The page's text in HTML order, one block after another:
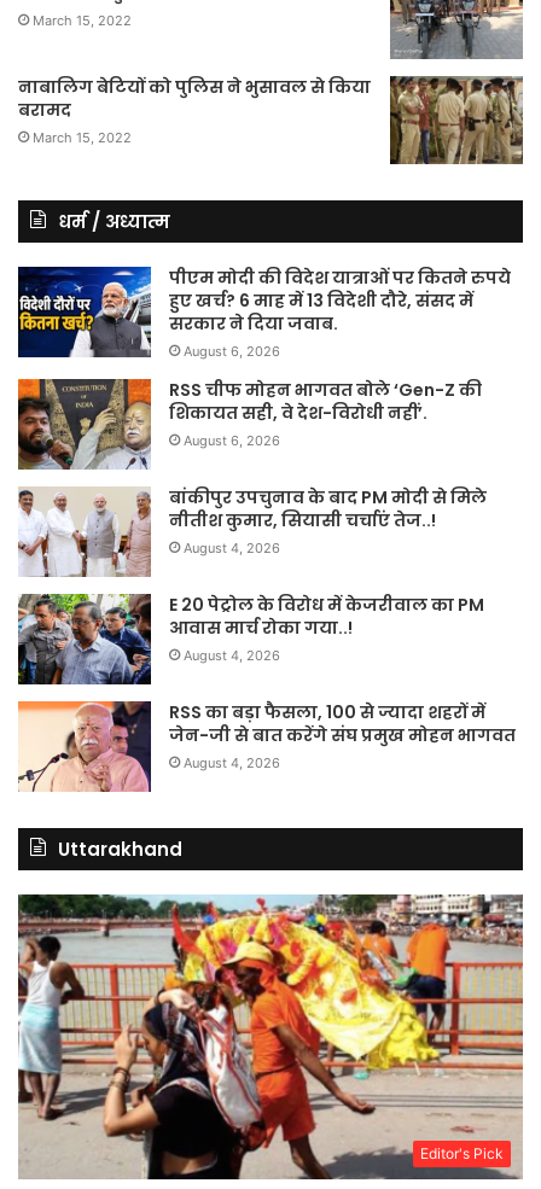
March 15, 2022
नाबालिग बेटियों को पुलिस ने भुसावल से किया
बरामद
March 15, 2022
धर्म / अध्यात्म
पीएम मोदी की विदेश यात्राओं पर कितने रुपये
हुए खर्च? 6 माह में 13 विदेशी दौरे, संसद में
सरकार ने दिया जवाब.
August 6, 2026
RSS चीफ मोहन भागवत बोले ‘Gen-Z की
शिकायत सही, वे देश-विरोधी नहीं’.
August 6, 2026
बांकीपुर उपचुनाव के बाद PM मोदी से मिले
नीतीश कुमार, सियासी चर्चाएं तेज..!
August 4, 2026
E 20 पेट्रोल के विरोध में केजरीवाल का PM
आवास मार्च रोका गया..!
August 4, 2026
RSS का बड़ा फैसला, 100 से ज्यादा शहरों में
जेन-जी से बात करेंगे संघ प्रमुख मोहन भागवत
August 4, 2026
Uttarakhand
Editor's Pick